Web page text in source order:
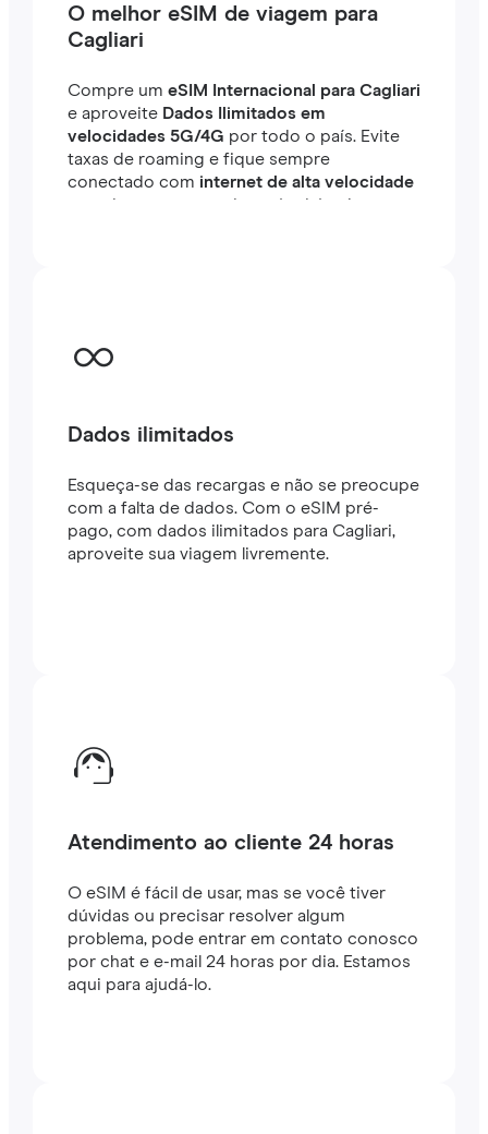
O melhor eSIM de viagem para
Cagliari
Compre um eSIM Internacional para Cagliari
e aproveite Dados Ilimitados em
velocidades 5G/4G por todo o país. Evite
taxas de roaming e fique sempre
conectado com internet de alta velocidade
em minutos no exterior, seja viajando ou
Dados ilimitados
Esqueça-se das recargas e não se preocupe
com a falta de dados. Com o eSIM pré-
pago, com dados ilimitados para Cagliari,
aproveite sua viagem livremente.
Atendimento ao cliente 24 horas
O eSIM é fácil de usar, mas se você tiver
dúvidas ou precisar resolver algum
problema, pode entrar em contato conosco
por chat e e-mail 24 horas por dia. Estamos
aqui para ajudá-lo.